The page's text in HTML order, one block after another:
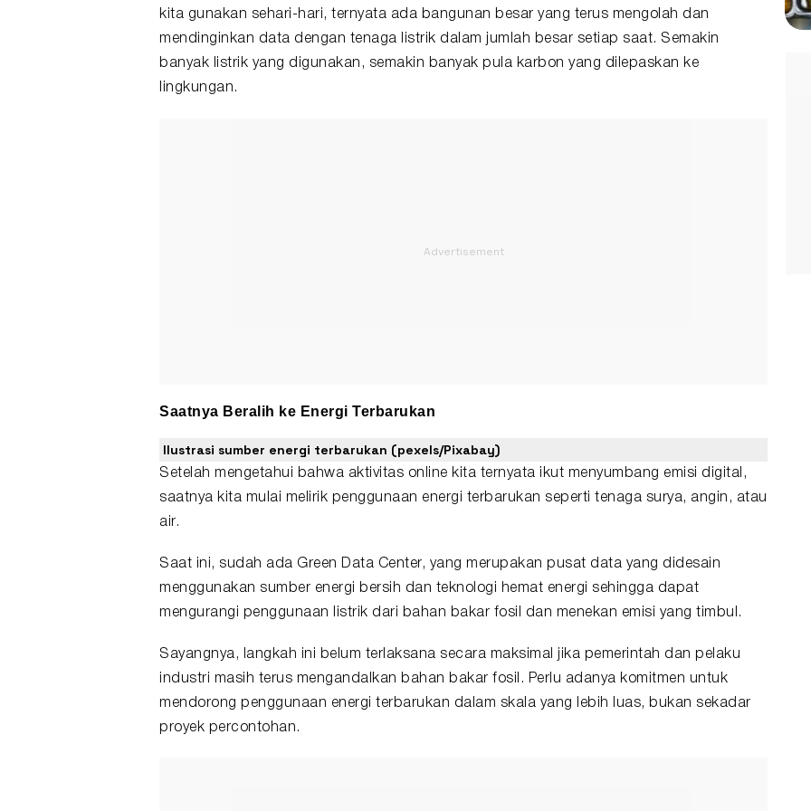
kita gunakan sehari-hari, ternyata ada bangunan besar yang terus mengolah dan
mendinginkan data dengan tenaga listrik dalam jumlah besar setiap saat. Semakin
banyak listrik yang digunakan, semakin banyak pula karbon yang dilepaskan ke
lingkungan.
Saatnya Beralih ke Energi Terbarukan
Ilustrasi sumber energi terbarukan (pexels/Pixabay)
Setelah mengetahui bahwa aktivitas online kita ternyata ikut menyumbang emisi digital,
saatnya kita mulai melirik penggunaan energi terbarukan seperti tenaga surya, angin, atau
air.
Saat ini, sudah ada Green Data Center, yang merupakan pusat data yang didesain
menggunakan sumber energi bersih dan teknologi hemat energi sehingga dapat
mengurangi penggunaan listrik dari bahan bakar fosil dan menekan emisi yang timbul.
Sayangnya, langkah ini belum terlaksana secara maksimal jika pemerintah dan pelaku
industri masih terus mengandalkan bahan bakar fosil. Perlu adanya komitmen untuk
mendorong penggunaan energi terbarukan dalam skala yang lebih luas, bukan sekadar
proyek percontohan.